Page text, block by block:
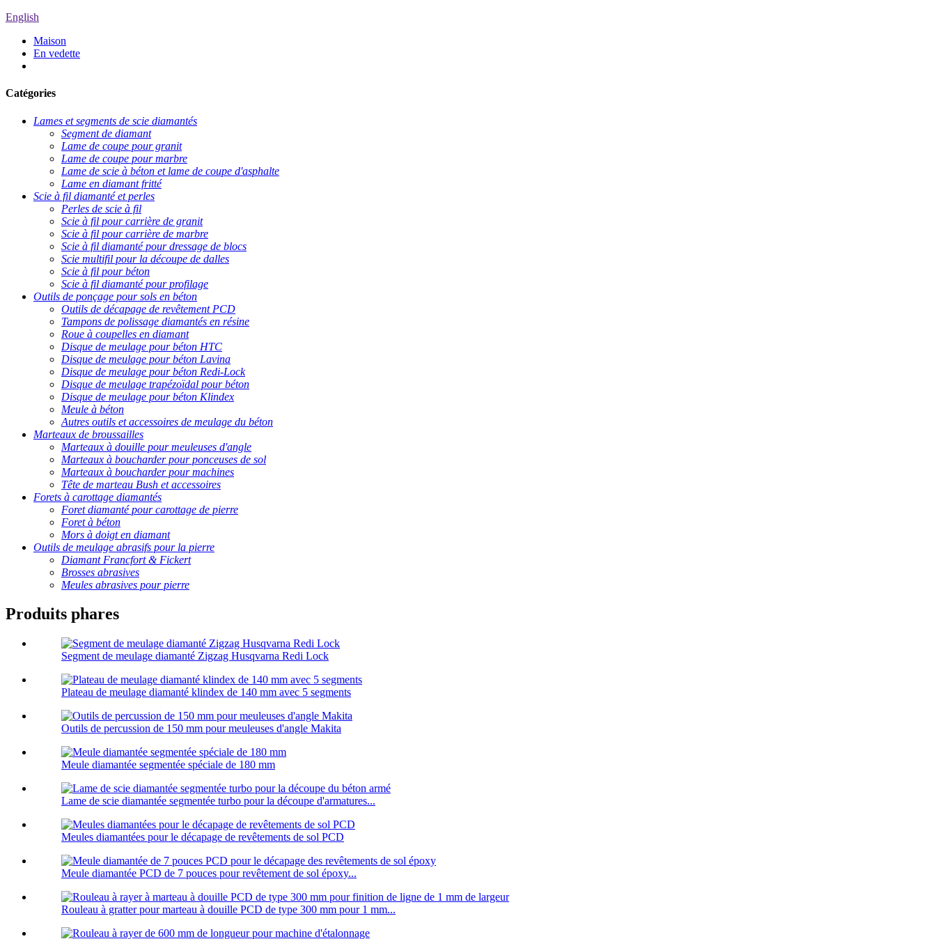
English
Maison
En vedette
Catégories
Lames et segments de scie diamantés
Segment de diamant
Lame de coupe pour granit
Lame de coupe pour marbre
Lame de scie à béton et lame de coupe d'asphalte
Lame en diamant fritté
Scie à fil diamanté et perles
Perles de scie à fil
Scie à fil pour carrière de granit
Scie à fil pour carrière de marbre
Scie à fil diamanté pour dressage de blocs
Scie multifil pour la découpe de dalles
Scie à fil pour béton
Scie à fil diamanté pour profilage
Outils de ponçage pour sols en béton
Outils de décapage de revêtement PCD
Tampons de polissage diamantés en résine
Roue à coupelles en diamant
Disque de meulage pour béton HTC
Disque de meulage pour béton Lavina
Disque de meulage pour béton Redi-Lock
Disque de meulage trapézoïdal pour béton
Disque de meulage pour béton Klindex
Meule à béton
Autres outils et accessoires de meulage du béton
Marteaux de broussailles
Marteaux à douille pour meuleuses d'angle
Marteaux à boucharder pour ponceuses de sol
Marteaux à boucharder pour machines
Tête de marteau Bush et accessoires
Forets à carottage diamantés
Foret diamanté pour carottage de pierre
Foret à béton
Mors à doigt en diamant
Outils de meulage abrasifs pour la pierre
Diamant Francfort & Fickert
Brosses abrasives
Meules abrasives pour pierre
Produits phares
Segment de meulage diamanté Zigzag Husqvarna Redi Lock
Plateau de meulage diamanté klindex de 140 mm avec 5 segments
Outils de percussion de 150 mm pour meuleuses d'angle Makita
Meule diamantée segmentée spéciale de 180 mm
Lame de scie diamantée segmentée turbo pour la découpe d'armatures...
Meules diamantées pour le décapage de revêtements de sol PCD
Meule diamantée PCD de 7 pouces pour revêtement de sol époxy...
Rouleau à gratter pour marteau à douille PCD de type 300 mm pour 1 mm...